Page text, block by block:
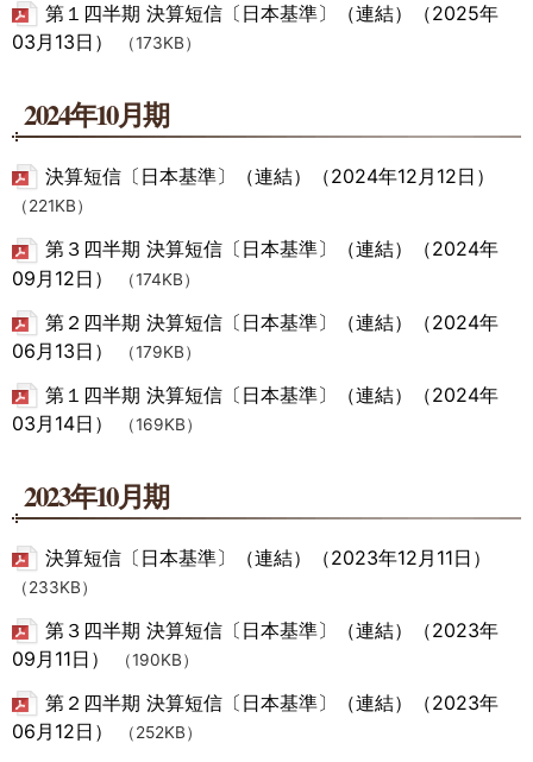
第１四半期 決算短信〔日本基準〕（連結）（2025年
03月13日）
（173KB）
2024年10月期
決算短信〔日本基準〕（連結）（2024年12月12日）
（221KB）
第３四半期 決算短信〔日本基準〕（連結）（2024年
09月12日）
（174KB）
第２四半期 決算短信〔日本基準〕（連結）（2024年
06月13日）
（179KB）
第１四半期 決算短信〔日本基準〕（連結）（2024年
03月14日）
（169KB）
2023年10月期
決算短信〔日本基準〕（連結）（2023年12月11日）
（233KB）
第３四半期 決算短信〔日本基準〕（連結）（2023年
09月11日）
（190KB）
第２四半期 決算短信〔日本基準〕（連結）（2023年
06月12日）
（252KB）